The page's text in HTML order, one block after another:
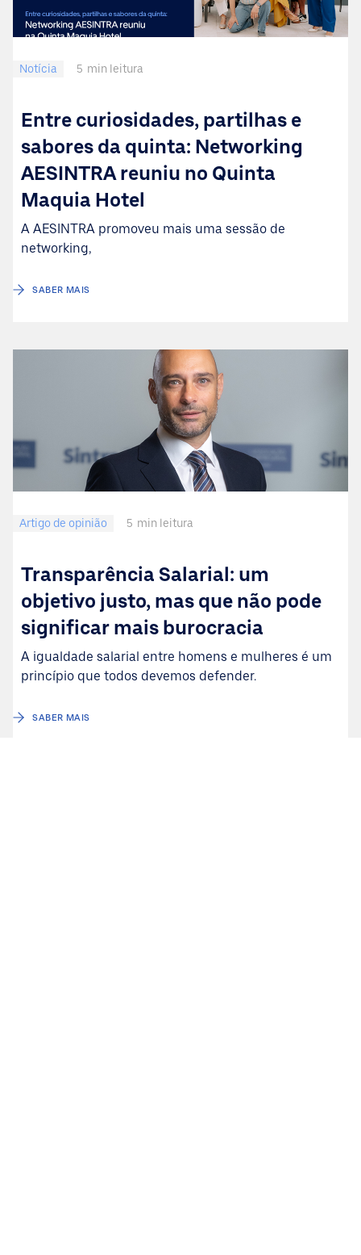
Notícia 5 min leitura
Entre curiosidades, partilhas e
sabores da quinta: Networking
AESINTRA reuniu no Quinta
Maquia Hotel
A AESINTRA promoveu mais uma sessão de
networking,
SABER MAIS
Artigo de opinião 5 min leitura
Transparência Salarial: um
objetivo justo, mas que não pode
significar mais burocracia
A igualdade salarial entre homens e mulheres é um
princípio que todos devemos defender.
SABER MAIS